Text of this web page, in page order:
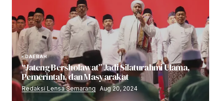
DAERAH
“Jateng Bersholawat” Jadi Silaturahmi Ulama,
Pemerintah, dan Masyarakat
Redaksi Lensa Semarang Aug 20, 2024